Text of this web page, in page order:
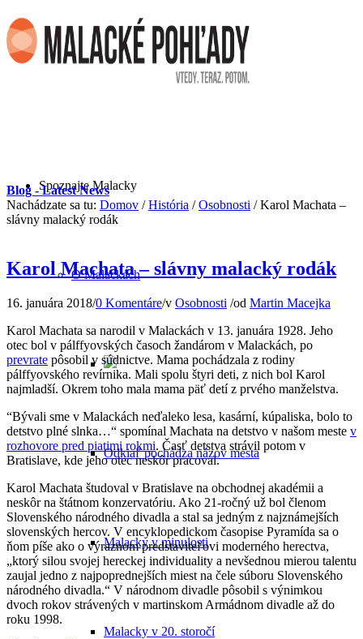
Spoznajte Malacky
O Malackách
Odkiaľ pochádza názov mesta
Malacky v minulosti
Malacky v 20. storočí
Blog - Latest News
Nachádzate sa tu: Domov / História / Osobnosti / Karol Machata –
slávny malacký rodák
Karol Machata – slávny malacký rodák
16. januára 2018/0 Komentáre/v Osobnosti /od Martin Macejka
Karol Machata sa narodil v Malackách v 13. januára 1928. Jeho
otec bol v pálffyovských časoch žandárom v Malackách, po
prevrate pôsobil v súdnictve. Mama pochádzala z rodiny
pálffyovského revírnika. Mali spolu štyri deti, z nich bol Karol
najmladší. Okrem toho mala mama päť detí z prvého manželstva.
“Bývali sme v Malackách neďaleko lesa, kasární, kúpaliska, bolo to
detstvo plné slnka…“ spomínal Machata na detstvo v našom meste v
rozhovore pred piatimi rokmi. Časť detstva strávil potom v
Bratislave, kde jeho otec neskôr pracoval.
Karol Machata študoval v Bratislave na obchodnej akadémii a
neskôr na štátnom konzervatóriu. Ako 21-ročný už bol členom
Slovenského národného divadla a stal sa jedným z najznámejších
slovenských hercov. V encyklopedickom časopise Pyramída sa o
ňom píše ako o výraznom predstaviteľovi moderného herectva,
„ktorý silou svojej hereckej individuality a nevšednou mierou talentu
zaujal jedno z najpoprednejších miest na čele súboru Slovenského
národného divadla.“ V národnom divadle pôsobil s výnimkou
dvoch rokov strávených v martinskom Armádnom divadle až do
roku 1998.